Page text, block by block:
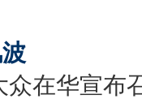
众在华宣布